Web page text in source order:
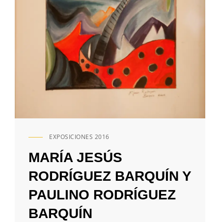
ENLACES
CATEGORÍAS
EXPOSICIONES 2016
MARÍA JESÚS
RODRÍGUEZ BARQUÍN Y
PAULINO RODRÍGUEZ
BARQUÍN